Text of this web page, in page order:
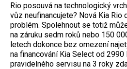
Rio posouvá na technologický
vůz neufinancujete? Nová Kia Rio
problém. Spolehnout se totiž
na záruku sedm roků nebo 150
letech dokonce bez omezení
na financování Kia Select od 2990
pravidelného servisu na 3 roky